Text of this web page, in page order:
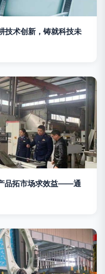
技术创新，铸就科技未
品拓市场求效益——通